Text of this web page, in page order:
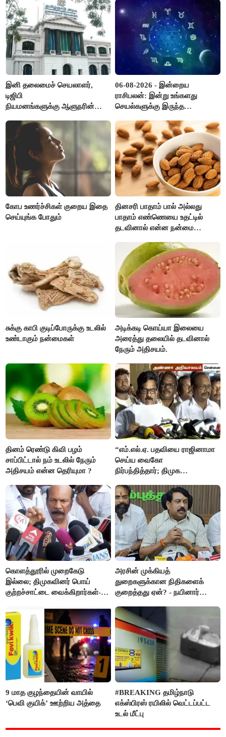
இனி தலைமைச் செயலாளர்,
டிஜிபி
நியமனங்களுக்கு ஆளுநரின்
தமிழ்நாடு அரசு அதிரடி..!
06-08-2026 - இன்றைய
ராசிபலன்: இன்று உங்களது
செயல்களுக்கு இருந்த
எதிர்பார்த்த உதவிகள் கிடைக்கும்.
பணவரத்து கூடும்..!
கோப உணர்ச்சிகள் குறைய இதை
செய்யுங்க போதும்
தினசரி பாதாம் பால் அல்லது
பாதாம் எண்ணெயை உதட்டில்
தடவினால் என்ன நன்மை
சுக்கு காபி குடிப்போருக்கு உடலில்
உண்டாகும் நன்மைகள்
அடிக்கடி கொய்யா இலையை
அரைத்து தலையில் தடவினால்
நேரும் அதிசயம்.
தினம் ரெண்டு கிவி பழம்
சாப்பிட்டால் நம் உடலில் நேரும்
அதிசயம் என்ன தெரியுமா ?
“எம்.எல்.ஏ. பதவியை ராஜினாமா
செய்ய வைகோ
நிர்பந்தித்தார்; திமுக
தொடர்கிறோம்”- மதிமுக
எம்.எல்.ஏக்கள் பரபரப்பு பேட்டி
கொளத்தூரில் முறைகேடு
இல்லை; திமுகவினர் பொய்
குற்றச்சாட்டை வைக்கிறார்கள்-
அரசின் முக்கியத்
துறைகளுக்கான நிதிகளைக்
குறைத்தது ஏன்? - நயினார்
9 மாத குழந்தையின் வாயில்
‘பெவி குயிக்’ ஊற்றிய அத்தை
#BREAKING தமிழ்நாடு
எக்ஸ்பிரஸ் ரயிலில் வெட்டப்பட்ட
உடல் மீட்பு